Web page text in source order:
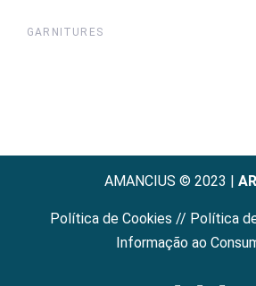
GARNITURES
AMANCIUS © 2023 |
Política de Cookies // Política
Informação ao